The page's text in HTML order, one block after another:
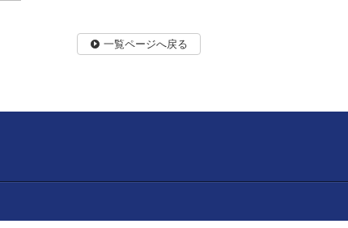
一覧ページへ戻る